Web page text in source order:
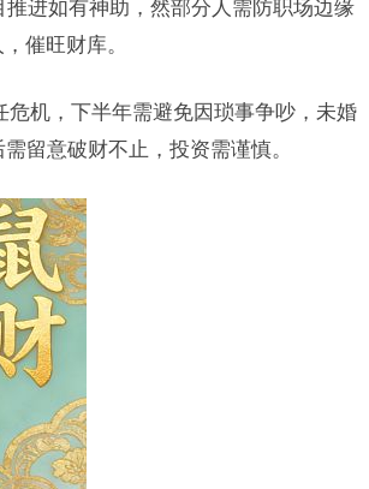
进如有神助，然部分人需防职场边缘
催旺财库。
机，下半年需避免因琐事争吵，未婚
留意破财不止，投资需谨慎。